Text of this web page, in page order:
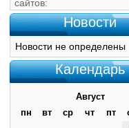
сайтов:
Новости
Новости не определены
Календарь
Август
пн
вт ср чт пт